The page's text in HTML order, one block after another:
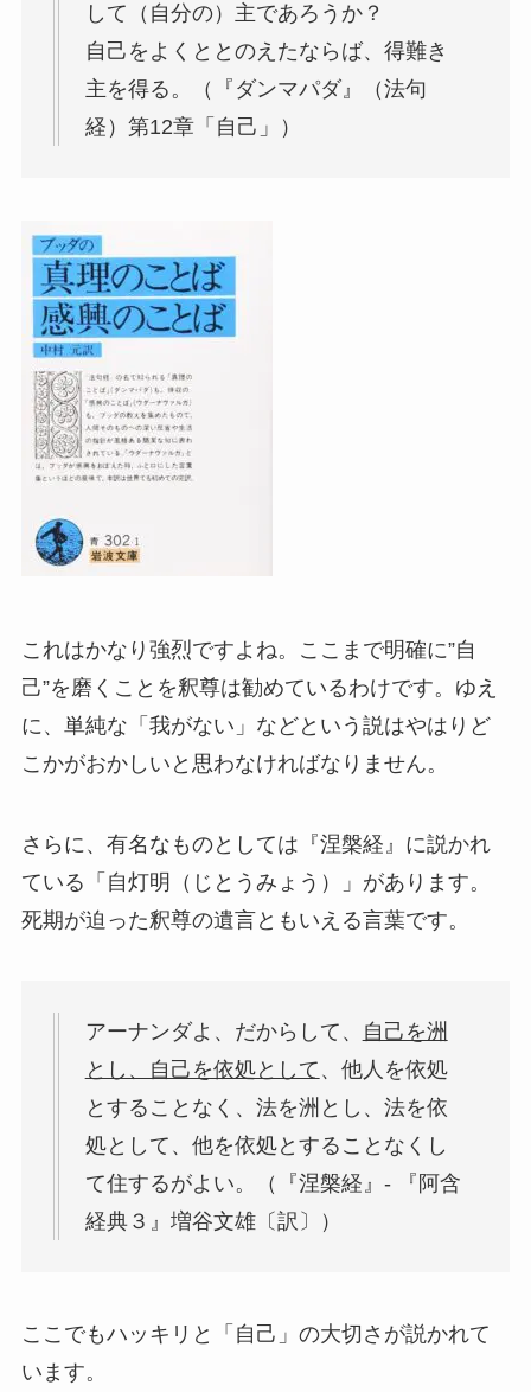
して（自分の）主であろうか？
自己をよくととのえたならば、得難き
主を得る。（『ダンマパダ』（法句
経）第12章「自己」）
これはかなり強烈ですよね。ここまで明確に”自
己”を磨くことを釈尊は勧めているわけです。ゆえ
に、単純な「我がない」などという説はやはりど
こかがおかしいと思わなければなりません。
さらに、有名なものとしては『涅槃経』に説かれ
ている「自灯明（じとうみょう）」があります。
死期が迫った釈尊の遺言ともいえる言葉です。
アーナンダよ、だからして、
自己を洲
とし、自己を依処として 、他人を依処
とすることなく、法を洲とし、法を依
処として、他を依処とすることなくし
て住するがよい。（
『涅槃経』- 『阿含
経典３』増谷文雄〔訳〕）
ここでもハッキリと「自己」の大切さが説かれて
います。